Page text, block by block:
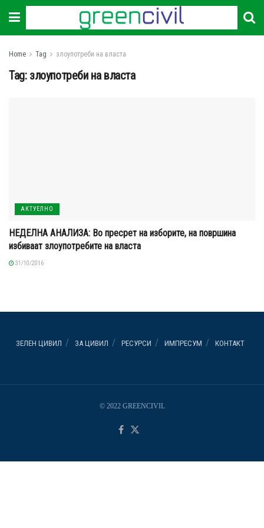
Home Tag злоупотреби на власта
Tag: злоупотреби на власта
АКТУЕЛНО
НЕДЕЛНА АНАЛИЗА: Во пресрет на изборите, на површина
избиваат злоупотребите на власта
31/10/2016
ЗЕЛЕН ЦИВИЛ ЗА ЦИВИЛ РЕСУРСИ ИМПРЕСУМ КОНТАКТ
© 2022 GREENCIVIL